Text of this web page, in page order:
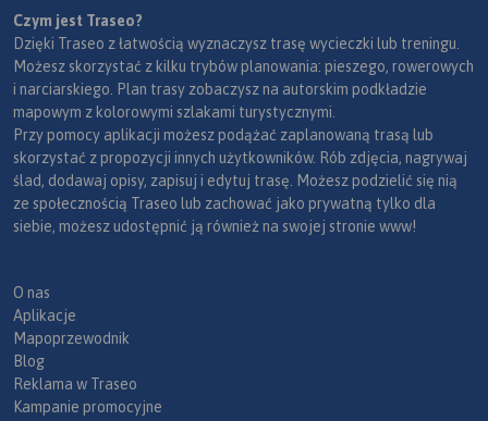
Czym jest Traseo?
Dzięki Traseo z łatwością wyznaczysz trasę wycieczki lub treningu.
Możesz skorzystać z kilku trybów planowania: pieszego, rowerowych
i narciarskiego. Plan trasy zobaczysz na autorskim podkładzie
mapowym z kolorowymi szlakami turystycznymi.
Przy pomocy aplikacji możesz podążać zaplanowaną trasą lub
skorzystać z propozycji innych użytkowników. Rób zdjęcia, nagrywaj
ślad, dodawaj opisy, zapisuj i edytuj trasę. Możesz podzielić się nią
ze społecznością Traseo lub zachować jako prywatną tylko dla
siebie, możesz udostępnić ją również na swojej stronie www!
O nas
Aplikacje
Mapoprzewodnik
Blog
Reklama w Traseo
Kampanie promocyjne